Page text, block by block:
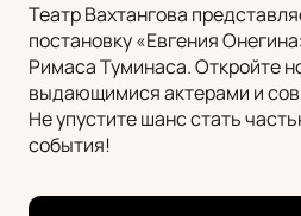
Театр Вахтангова
постановку «Евгения
Римаса Туминаса. Откройте
выдающимися актерами и
Не упустите шанс стать
события!